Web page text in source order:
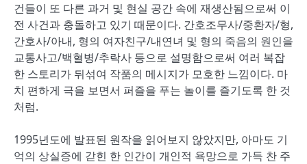
건들이 또 다른 과거 및 현실 공간 속에 재생산됨으로써 이
전 사건과 충돌하고 있기 때문이다. 간호조무사/중환자/형,
간호사/아내, 형의 여자친구/내연녀 및 형의 죽음의 원인을
교통사고/백혈병/추락사 등으로 설명함으로써 여러 복잡
한 스토리가 뒤섞여 작품의 메시지가 모호한 느낌이다. 마
치 편하게 극을 보면서 퍼즐을 푸는 놀이를 즐기도록 한 것
처럼.
1995년도에 발표된 원작을 읽어보지 않았지만, 아마도 기
억의 상실증에 갇힌 한 인간이 개인적 욕망으로 가득 찬 주